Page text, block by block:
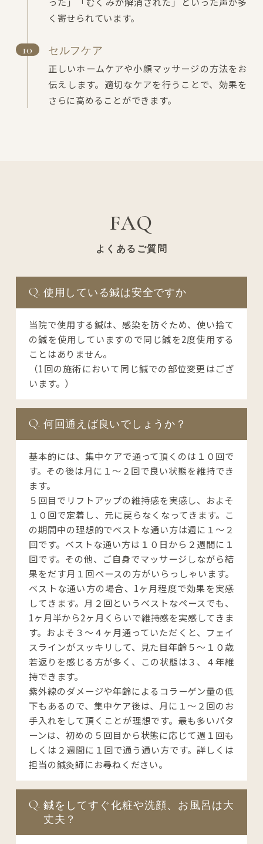
く寄せられています。
セルフケア
正しいホームケアや小顔マッサージの方法をお
伝えします。適切なケアを行うことで、効果を
さらに高めることができます。
FAQ
よくあるご質問
使用している鍼は安全ですか
当院で使用する鍼は、感染を防ぐため、使い捨て
の鍼を使用していますので同じ鍼を2度使用する
ことはありません。
（1回の施術において同じ鍼での部位変更はござ
います。）
何回通えば良いでしょうか？
基本的には、集中ケアで通って頂くのは１０回で
す。その後は月に１〜２回で良い状態を維持でき
ます。
５回目でリフトアップの維持感を実感し、およそ
１０回で定着し、元に戻らなくなってきます。こ
の期間中の理想的でベストな通い方は週に１〜２
回です。ベストな通い方は１０日から２週間に１
回です。その他、ご自身でマッサージしながら結
果をだす月１回ペースの方がいらっしゃいます。
ベストな通い方の場合、1ヶ月程度で効果を実感
してきます。月２回というベストなペースでも、
1ヶ月半から2ヶ月くらいで維持感を実感してきま
す。およそ３〜４ヶ月通っていただくと、フェイ
スラインがスッキリして、見た目年齢５〜１０歳
若返りを感じる方が多く、この状態は３、４年維
持できます。
紫外線のダメージや年齢によるコラーゲン量の低
下もあるので、集中ケア後は、月に１〜２回のお
手入れをして頂くことが理想です。最も多いパタ
ーンは、初めの５回目から状態に応じて週１回も
しくは２週間に１回で通う通い方です。詳しくは
担当の鍼灸師にお尋ねください。
鍼をしてすぐ化粧や洗顔、お風呂は大
丈夫？